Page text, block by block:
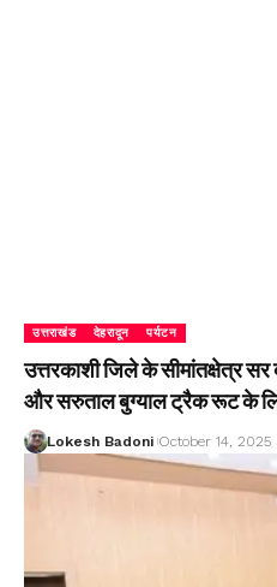
उत्तराखंड देहरादून पर्यटन
उत्तरकाशी जिले के सीमांतक्षेत्र सर
और सरुताल बुग्याल ट्रैक रूट के
Lokesh Badoni October 14, 2025